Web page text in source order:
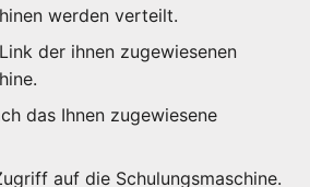
Rootless Docker
Entwickeln mit Docker
Ausblick
werden verteilt.
der ihnen zugewiesenen
das Ihnen zugewiesene
auf die Schulungsmaschine.